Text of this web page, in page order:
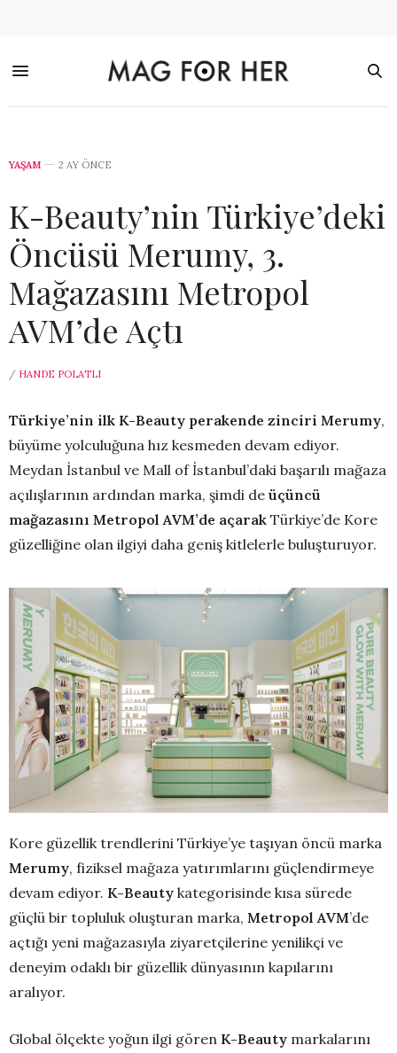
YAŞAM 2 AY ÖNCE
K-Beauty’nin Türkiye’deki
Öncüsü Merumy, 3.
Mağazasını Metropol
AVM’de Açtı
/ HANDE POLATLI
Türkiye’nin ilk K-Beauty perakende zinciri Merumy,
büyüme yolculuğuna hız kesmeden devam ediyor.
Meydan İstanbul ve Mall of İstanbul’daki başarılı mağaza
açılışlarının ardından marka, şimdi de üçüncü
mağazasını Metropol AVM’de açarak Türkiye’de Kore
güzelliğine olan ilgiyi daha geniş kitlelerle buluşturuyor.
Kore güzellik trendlerini Türkiye’ye taşıyan öncü marka
Merumy, fiziksel mağaza yatırımlarını güçlendirmeye
devam ediyor. K-Beauty kategorisinde kısa sürede
güçlü bir topluluk oluşturan marka, Metropol AVM’de
açtığı yeni mağazasıyla ziyaretçilerine yenilikçi ve
deneyim odaklı bir güzellik dünyasının kapılarını
aralıyor.
Global ölçekte yoğun ilgi gören K-Beauty markalarını